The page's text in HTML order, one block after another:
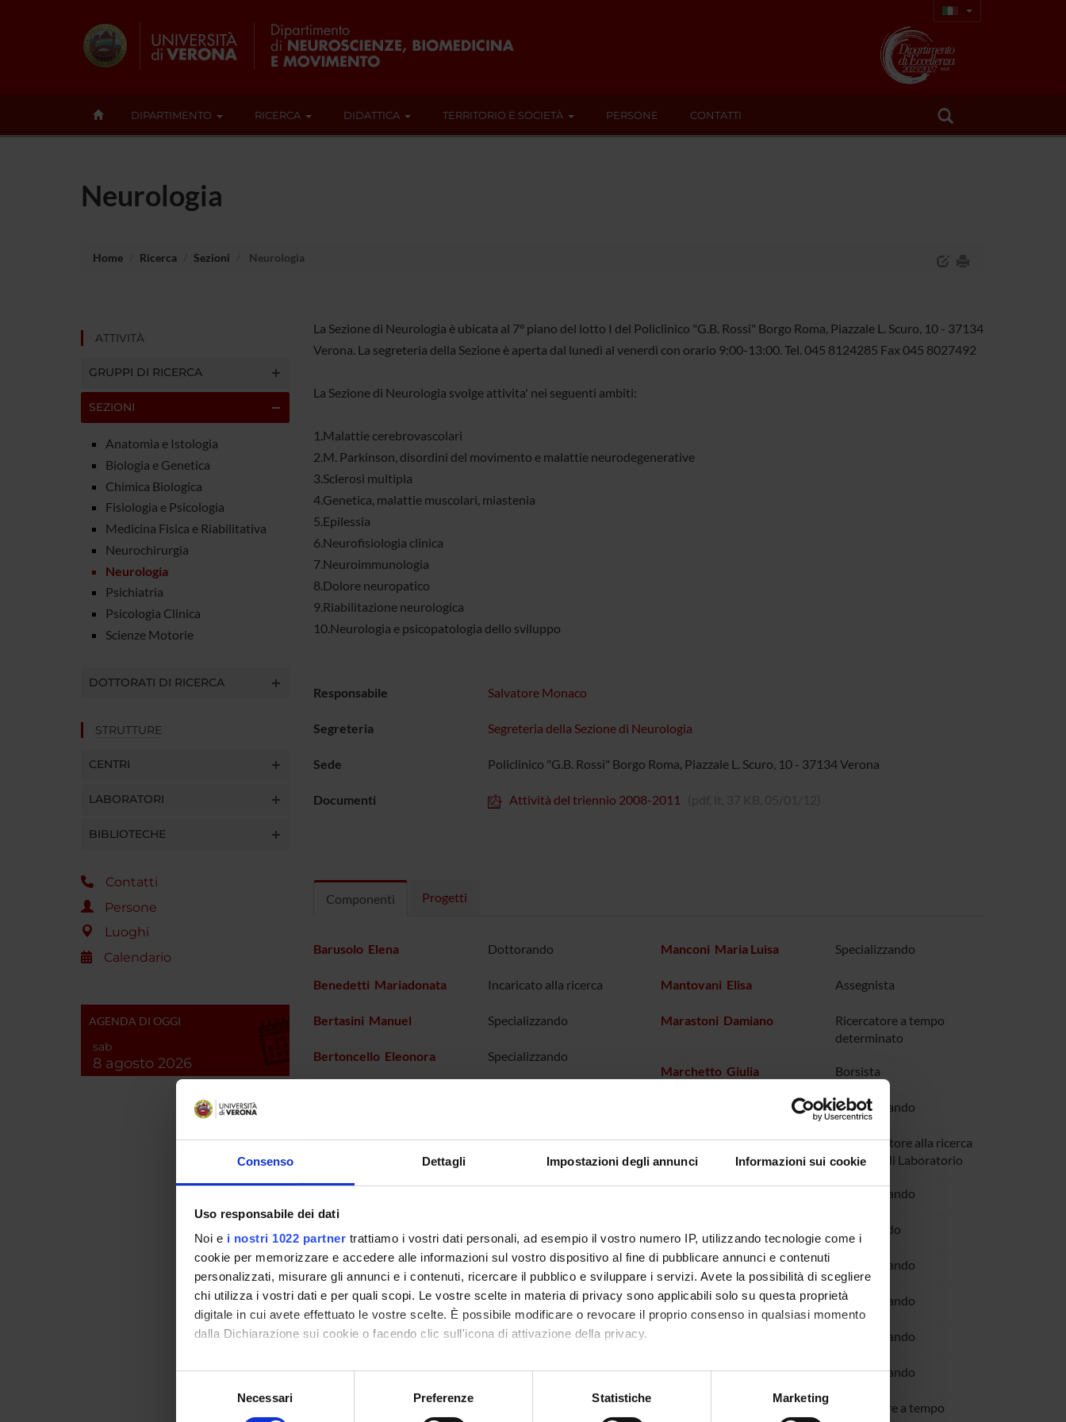
Consenso Dettagli Impostazioni degli annunci Informazioni sui cookie
Uso responsabile dei dati
Noi e i nostri 1022 partner trattiamo i vostri dati personali, ad esempio il vostro numero IP, utilizzando tecnologie come i
cookie per memorizzare e accedere alle informazioni sul vostro dispositivo al fine di pubblicare annunci e contenuti
personalizzati, misurare gli annunci e i contenuti, ricercare il pubblico e sviluppare i servizi. Avete la possibilità di scegliere
chi utilizza i vostri dati e per quali scopi. Le vostre scelte in materia di privacy sono applicabili solo su questa proprietà
digitale in cui avete effettuato le vostre scelte. È possibile modificare o revocare il proprio consenso in qualsiasi momento
dalla Dichiarazione sui cookie o facendo clic sull'icona di attivazione della privacy.
Con il tuo consenso, vorremmo anche:
raccogliere informazioni sulla tua posizione geografica, con un'approssimazione di qualche metro,
Necessari Preferenze Statistiche Marketing
DIPARTIMENTO RICERCA DIDATTICA TERRITORIO E SOCIETÀ PERSONE CONTATTI
Neurologia
Home Ricerca Sezioni Neurologia
ATTIVITÀ
GRUPPI DI RICERCA
SEZIONI
Anatomia e Istologia
Biologia e Genetica
Chimica Biologica
Fisiologia e Psicologia
Medicina Fisica e Riabilitativa
Neurochirurgia
Neurologia
Psichiatria
Psicologia Clinica
Scienze Motorie
DOTTORATI DI RICERCA
STRUTTURE
CENTRI
LABORATORI
BIBLIOTECHE
Contatti
Persone
Luoghi
Calendario
AGENDA DI OGGI
sab
8 agosto 2026
La Sezione di Neurologia è ubicata al 7° piano del lotto I del Policlinico "G.B. Rossi" Borgo Roma, Piazzale L. Scuro, 10 - 37134
Verona. La segreteria della Sezione è aperta dal lunedì al venerdì con orario 9:00-13:00. Tel. 045 8124285 Fax 045 8027492
La Sezione di Neurologia svolge attivita' nei seguenti ambiti:
1.Malattie cerebrovascolari
2.M. Parkinson, disordini del movimento e malattie neurodegenerative
3.Sclerosi multipla
4.Genetica, malattie muscolari, miastenia
5.Epilessia
6.Neurofisiologia clinica
7.Neuroimmunologia
8.Dolore neuropatico
9.Riabilitazione neurologica
10.Neurologia e psicopatologia dello sviluppo
Responsabile Salvatore Monaco
Segreteria Segreteria della Sezione di Neurologia
Sede Policlinico "G.B. Rossi" Borgo Roma, Piazzale L. Scuro, 10 - 37134 Verona
Documenti Attività del triennio 2008-2011
Componenti Progetti
Barusolo Elena Dottorando
Benedetti Mariadonata Incaricato alla ricerca
Bertasini Manuel Specializzando
Bertoncello Eleonora Specializzando
Bongiovanni Luigi Giuseppe Incaricato alla ricerca
Brancaleoni Andrea Specializzando
Bristot Lucrezia Borsista
Bronzato Erika
Calabrese Diletta Specializzando
Manconi Maria Luisa Specializzando
Mantovani Elisa Assegnista
Marastoni Damiano
Ricercatore a tempo
determinato
Marchetto Giulia Borsista
Specializzando
Monaco Salvatore
Collaboratore alla ricerca
- Tecnico di Laboratorio
Specializzando
Dottorando
Peghin Alessia Specializzando
Peluso Eugenio Specializzando
Specializzando
Polo Alessandro Specializzando
Ricercatore a tempo